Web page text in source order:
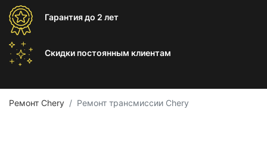
Гарантиядо 2 лет
Скидки постоянным клиентам
Ремонт Chery Ремонт трансмиссии Chery